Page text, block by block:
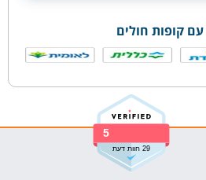
קופות חולים
5
29 חוות דעת